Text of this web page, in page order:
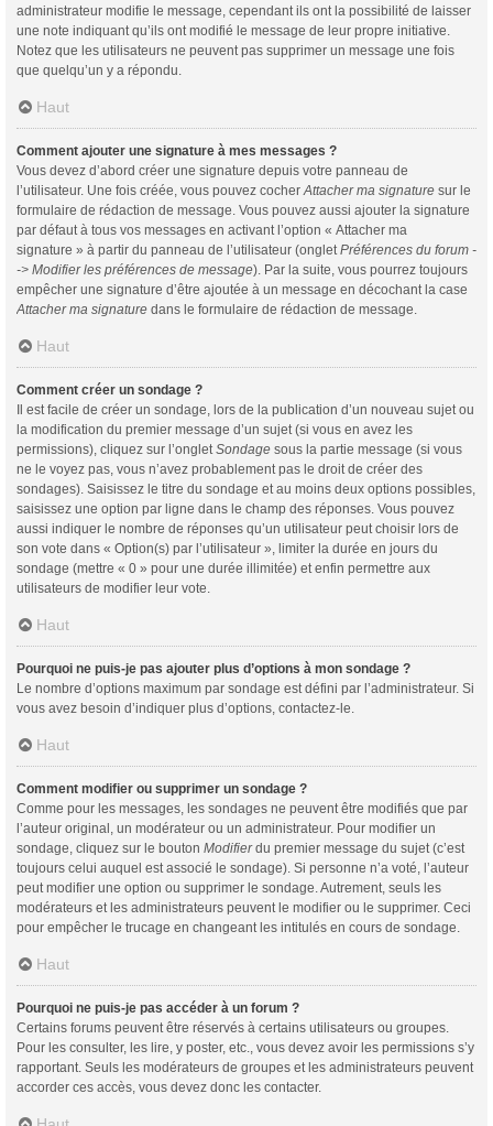
administrateur modifie le message, cependant ils ont la possibilité de laisser
une note indiquant qu’ils ont modifié le message de leur propre initiative.
Notez que les utilisateurs ne peuvent pas supprimer un message une fois
que quelqu’un y a répondu.
Haut
Comment ajouter une signature à mes messages ?
Vous devez d’abord créer une signature depuis votre panneau de
l’utilisateur. Une fois créée, vous pouvez cocher Attacher ma signature sur le
formulaire de rédaction de message. Vous pouvez aussi ajouter la signature
par défaut à tous vos messages en activant l’option « Attacher ma
signature » à partir du panneau de l’utilisateur (onglet Préférences du forum -
-> Modifier les préférences de message). Par la suite, vous pourrez toujours
empêcher une signature d’être ajoutée à un message en décochant la case
Attacher ma signature dans le formulaire de rédaction de message.
Haut
Comment créer un sondage ?
Il est facile de créer un sondage, lors de la publication d’un nouveau sujet ou
la modification du premier message d’un sujet (si vous en avez les
permissions), cliquez sur l’onglet Sondage sous la partie message (si vous
ne le voyez pas, vous n’avez probablement pas le droit de créer des
sondages). Saisissez le titre du sondage et au moins deux options possibles,
saisissez une option par ligne dans le champ des réponses. Vous pouvez
aussi indiquer le nombre de réponses qu’un utilisateur peut choisir lors de
son vote dans « Option(s) par l’utilisateur », limiter la durée en jours du
sondage (mettre « 0 » pour une durée illimitée) et enfin permettre aux
utilisateurs de modifier leur vote.
Haut
Pourquoi ne puis-je pas ajouter plus d’options à mon sondage ?
Le nombre d’options maximum par sondage est défini par l’administrateur. Si
vous avez besoin d’indiquer plus d’options, contactez-le.
Haut
Comment modifier ou supprimer un sondage ?
Comme pour les messages, les sondages ne peuvent être modifiés que par
l’auteur original, un modérateur ou un administrateur. Pour modifier un
sondage, cliquez sur le bouton Modifierdu premier message du sujet (c’est
toujours celui auquel est associé le sondage). Si personne n’a voté, l’auteur
peut modifier une option ou supprimer le sondage. Autrement, seuls les
modérateurs et les administrateurs peuvent le modifier ou le supprimer. Ceci
pour empêcher le trucage en changeant les intitulés en cours de sondage.
Haut
Pourquoi ne puis-je pas accéder à un forum ?
Certains forums peuvent être réservés à certains utilisateurs ou groupes.
Pour les consulter, les lire, y poster, etc., vous devez avoir les permissions s’y
rapportant. Seuls les modérateurs de groupes et les administrateurs peuvent
accorder ces accès, vous devez donc les contacter.